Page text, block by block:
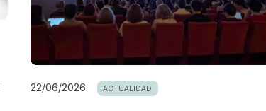
22/06/2026 ACTUALIDAD